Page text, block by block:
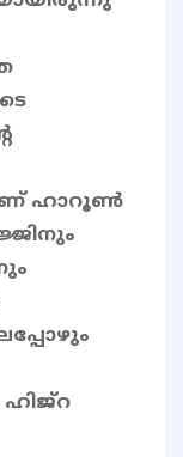
ഹാറൂൺ